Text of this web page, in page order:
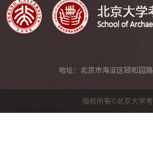
地址：北京市海淀区颐和园路
版权所有©北京大学